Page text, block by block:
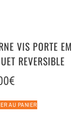
VIS PORTE
REVERSIBLE
€
AU PANIER